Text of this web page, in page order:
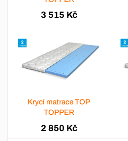
3 515 Kč
Krycí matrace TOP
TOPPER
2 850 Kč